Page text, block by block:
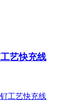
艺快充线